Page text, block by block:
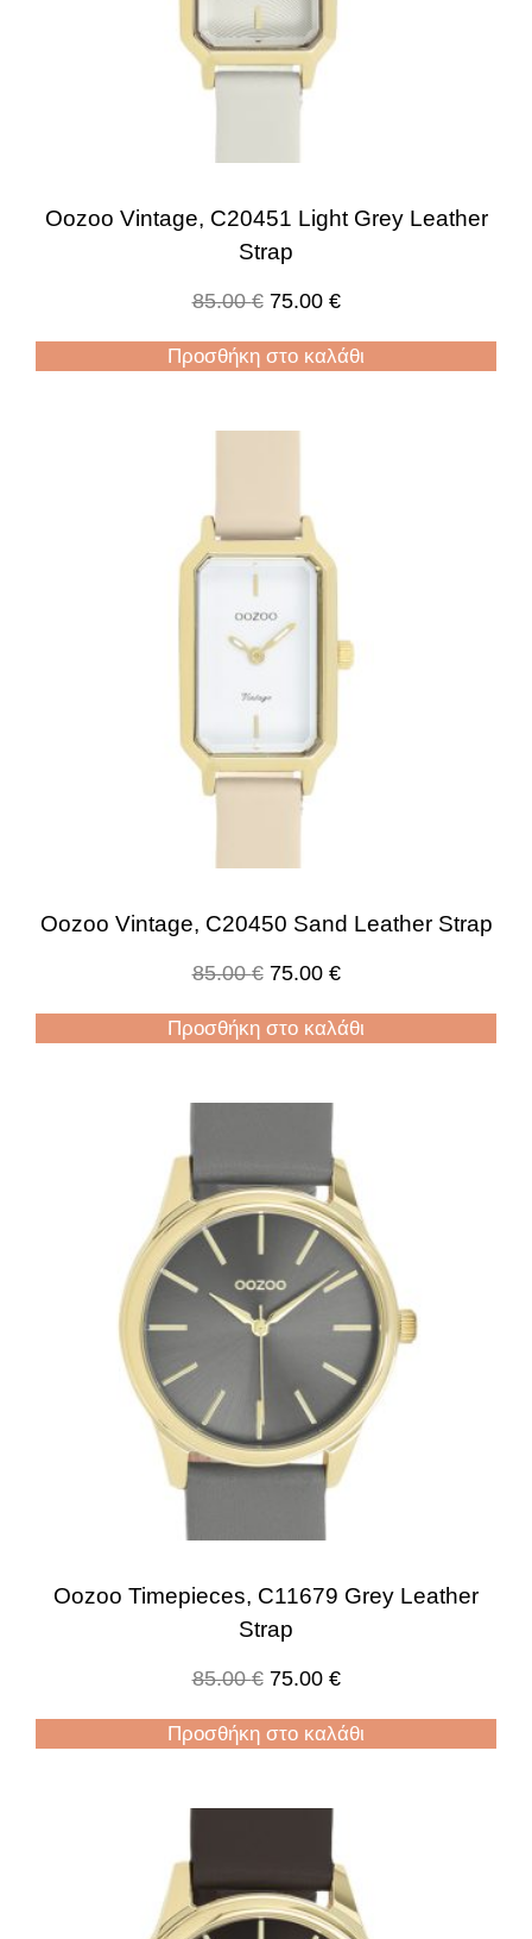
Oozoo Vintage, C20451 Light Grey Leather
Strap
85.00€ 75.00 €
Προσθήκη στο καλάθι
Oozoo Vintage, C20450 Sand Leather Strap
85.00€ 75.00 €
Προσθήκη στο καλάθι
Oozoo Timepieces, C11679 Grey Leather
Strap
85.00€ 75.00 €
Προσθήκη στο καλάθι